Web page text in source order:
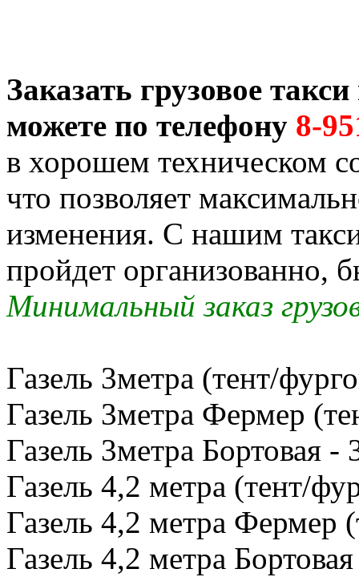
Заказать грузовое
можете по телефону 8-
в хорошем техническом
что позволяет
изменения. С нашим
пройдет организованно,
Минимальный заказ
Газель 3метра (тент/
Газель 3метра Фермер
Газель 3метра Бортовая -
Газель 4,2 метра (тент/
Газель 4,2 метра Фермер
Газель 4,2 метра